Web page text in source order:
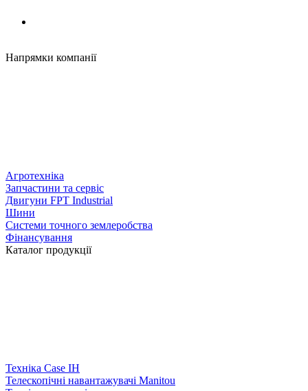
Напрямки компанії
Агротехніка
Запчастини та сервіс
Двигуни FPT Industrial
Шини
Системи точного землеробства
Фінансування
Каталог продукції
Техніка Case IH
Телескопічні навантажувачі Manitou